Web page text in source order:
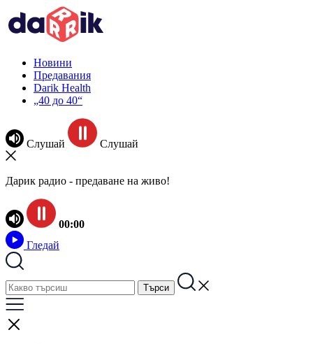
Новини
Предавания
Darik Health
„40 до 40“
Слушай Слушай
Дарик радио - предаване на живо!
00:00
Гледай